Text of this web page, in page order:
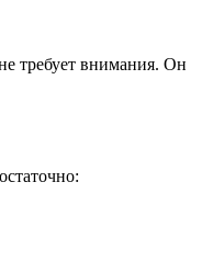
требует внимания. Он